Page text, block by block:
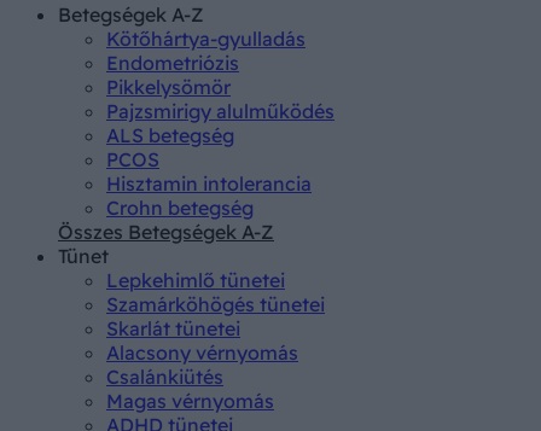
Betegségek A-Z
Kötőhártya-gyulladás
Endometriózis
Pikkelysömör
Pajzsmirigy alulműködés
ALS betegség
PCOS
Hisztamin intolerancia
Crohn betegség
Összes Betegségek A-Z
Tünet
Lepkehimlő tünetei
Szamárköhögés tünetei
Skarlát tünetei
Alacsony vérnyomás
Csalánkiütés
Magas vérnyomás
ADHD tünetei